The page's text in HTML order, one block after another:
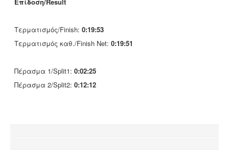
Τερματισμός/Finish: 0:19:53
Τερματισμός καθ./Finish Net: 0:19:51
Πέρασμα 1/Split1: 0:02:25
Πέρασμα 2/Split2: 0:12:12